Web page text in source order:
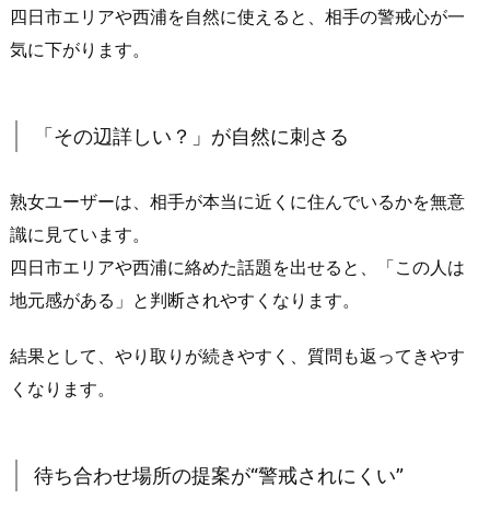
が
決
て
2.
返
信
早
い
ど
四日市エリアや西浦を自然に使えると、相手の警戒心が一
気に下がります。
「その辺詳しい？」が自然に刺さる
熟女ユーザーは、相手が本当に近くに住んでいるかを無意
識に見ています。
四日市エリアや西浦に絡めた話題を出せると、「この人は
地元感がある」と判断されやすくなります。
結果として、やり取りが続きやすく、質問も返ってきやす
くなります。
待ち合わせ場所の提案が“警戒されにくい”